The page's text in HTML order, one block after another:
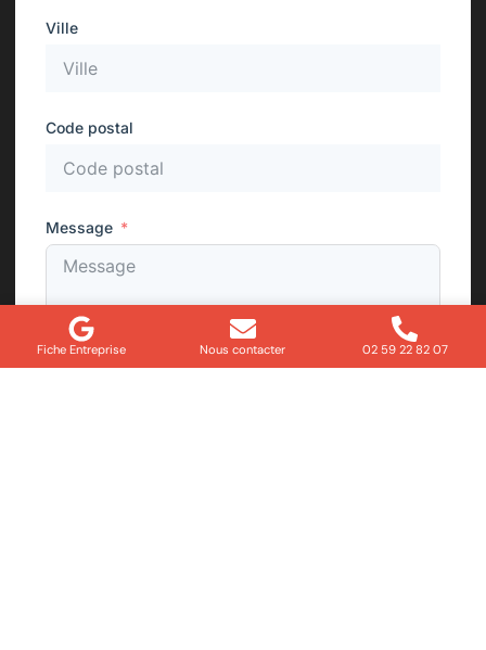
Fiche Entreprise Nous contacter 02 59 22 82 07
Ville
Code postal
Message